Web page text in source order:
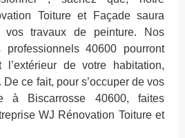
Toiture et Façade saura
travaux de peinture. Nos
40600 pourront
l’extérieur de votre habitation,
De ce fait, pour s’occuper de vos
à Biscarrosse 40600, faites
WJ Rénovation Toiture et